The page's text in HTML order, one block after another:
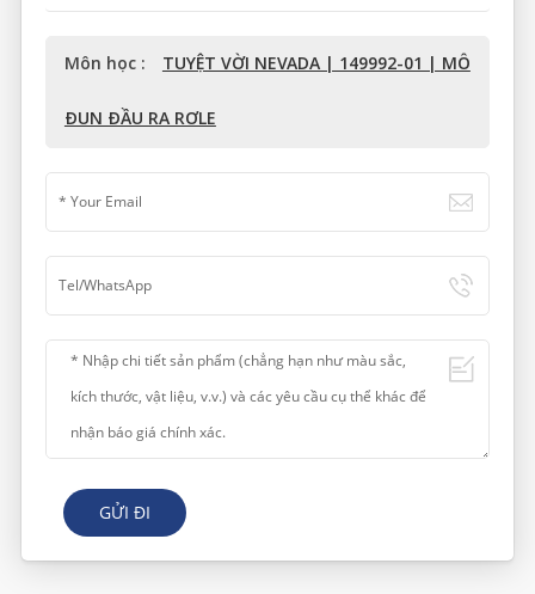
Môn học : TUYỆT VỜI NEVADA | 149992-01 | MÔ
ĐUN ĐẦU RA RƠLE
GỬI ĐI